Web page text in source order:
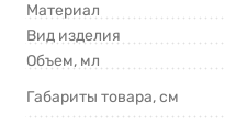
Материал
Вид изделия
Объем, мл
Габариты товара, см